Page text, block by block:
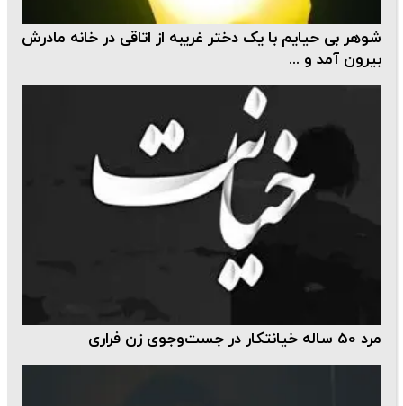
شوهر بی حیایم با یک دختر غریبه از اتاقی در خانه مادرش
بیرون آمد و ...
مرد 50 ساله خیانتکار در جست‌وجوی زن فراری